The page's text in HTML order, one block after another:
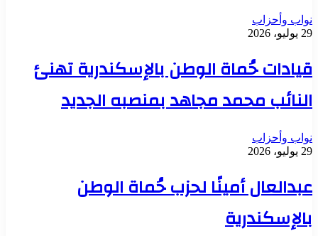
نواب وأحزاب
29 يوليو، 2026
قيادات حُماة الوطن بالإسكندرية تهنئ
النائب محمد مجاهد بمنصبه الجديد
نواب وأحزاب
29 يوليو، 2026
عبدالعال أمينًا لحزب حُماة الوطن
بالإسكندرية